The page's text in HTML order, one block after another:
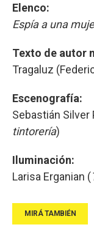
Elenco:
Espía a una
Texto de autor
Tragaluz
Escenografía:
Sebastián Silver
tintorería)
Iluminación:
Larisa Erganian (